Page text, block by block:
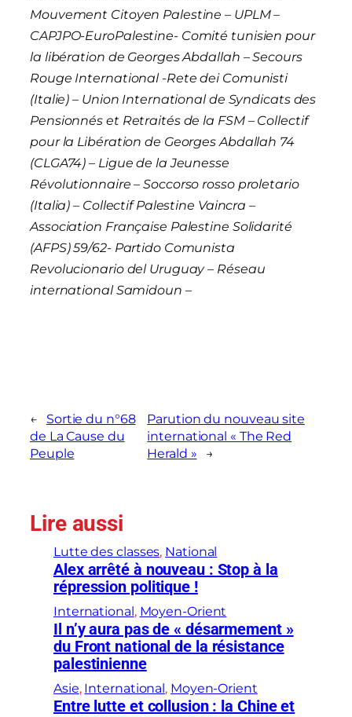
Mouvement Citoyen Palestine – UPLM –
CAPJPO-EuroPalestine- Comité tunisien pour
la libération de Georges Abdallah – Secours
Rouge International -Rete dei Comunisti
(Italie) – Union International de Syndicats des
Pensionnés et Retraités de la FSM – Collectif
pour la Libération de Georges Abdallah 74
(CLGA74) – Ligue de la Jeunesse
Révolutionnaire – Soccorso rosso proletario
(Italia) – Collectif Palestine Vaincra –
Association Française Palestine Solidarité
(AFPS) 59/62- Partido Comunista
Revolucionario del Uruguay – Réseau
international Samidoun –
←
Sortie du n°68
de La Cause du
Peuple
Parution du nouveau site
international « The Red
Herald »
→
Lire aussi
Lutte des classes, National
Alex arrêté à nouveau : Stop à la
répression politique !
International, Moyen-Orient
Il n’y aura pas de « désarmement »
du Front national de la résistance
palestinienne
Asie, International, Moyen-Orient
Entre lutte et collusion : la Chine et